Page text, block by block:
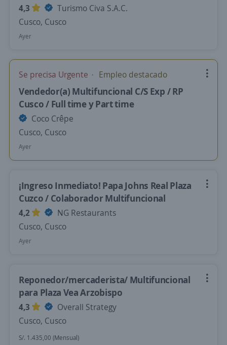
4,3
Turismo Civa S.A.C.
Cusco, Cusco
Ayer
Se precisa Urgente Empleo destacado
Vendedor(a) Multifuncional C/S Exp / RP
Cusco / Full time y Part time
Coco Crêpe
Cusco, Cusco
Ayer
¡Ingreso Inmediato! Papa Johns Real Plaza
Cuzco / Colaborador Multifuncional
4,2
NG Restaurants
Cusco, Cusco
Ayer
Reponedor/mercaderista/ Multifuncional
para Plaza Vea Arzobispo
4,3
Overall Strategy
Cusco, Cusco
S/. 1.435,00 (Mensual)